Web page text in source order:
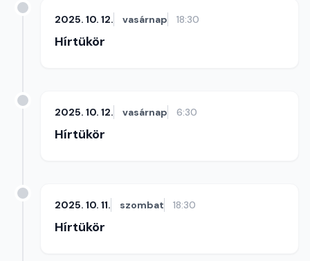
2025. 10. 12. vasárnap 18:30
Hírtükör
2025. 10. 12. vasárnap 6:30
Hírtükör
2025. 10. 11. szombat 18:30
Hírtükör